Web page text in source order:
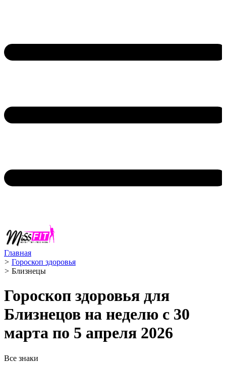
Главная
> Гороскоп здоровья
> Близнецы ️
Гороскоп здоровья для
Близнецов на неделю с 30
марта по 5 апреля 2026
Все знаки